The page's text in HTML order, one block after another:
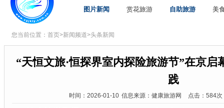
图片新闻
赏花旅游 自助旅游 美
您当前位置： 首页>新闻频道>头条新闻
“天恒文旅·恒探界室内探险旅游节”在京启
践
时间：2026-01-10 信息来源：健康旅游网 点击：584次